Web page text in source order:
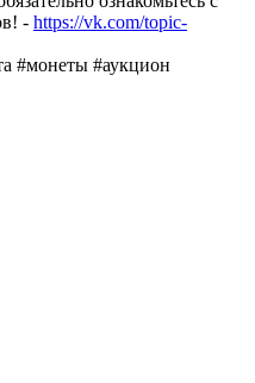
- https://vk.com/topic-
#монеты #аукцион